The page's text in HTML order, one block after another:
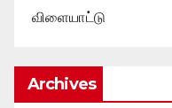
விளையாட்டு
Archives